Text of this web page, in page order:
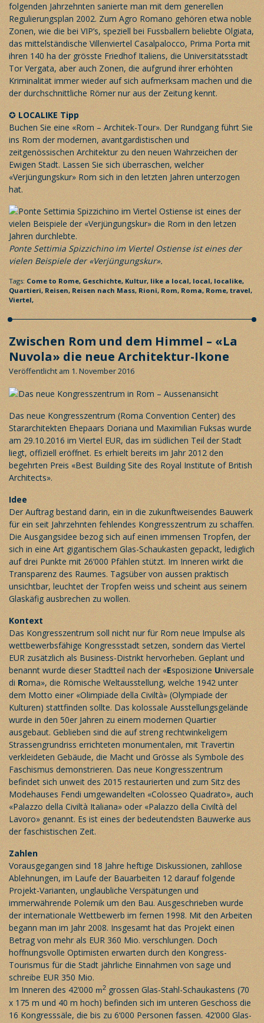
folgenden Jahrzehnten sanierte man mit dem generellen
Regulierungsplan 2002. Zum Agro Romano gehören etwa noble
Zonen, wie die bei VIP’s, speziell bei Fussballern beliebte Olgiata,
das mittelständische Villenviertel Casalpalocco, Prima Porta mit
ihren 140 ha der grösste Friedhof Italiens, die Universitätsstadt
Tor Vergata, aber auch Zonen, die aufgrund ihrer erhöhten
Kriminalität immer wieder auf sich aufmerksam machen und die
der durchschnittliche Römer nur aus der Zeitung kennt.
✪ LOCALIKE Tipp
Buchen Sie eine «Rom – Architek-Tour». Der Rundgang führt Sie
ins Rom der modernen, avantgardistischen und
zeitgenössischen Architektur zu den neuen Wahrzeichen der
Ewigen Stadt. Lassen Sie sich überraschen, welcher
«Verjüngungskur» Rom sich in den letzten Jahren unterzogen
hat.
Ponte Settimia Spizzichino im Viertel Ostiense ist eines der
vielen Beispiele der «Verjüngungskur».
Tags: Come to Rome, Geschichte, Kultur, like a local, local, localike,
Quartieri, Reisen, Reisen nach Mass, Rioni, Rom, Roma, Rome, travel,
Viertel,
Zwischen Rom und dem Himmel – «La
Nuvola» die neue Architektur-Ikone
Veröffentlicht am 1. November 2016
Das neue Kongresszentrum (Roma Convention Center) des
Stararchitekten Ehepaars Doriana und Maximilian Fuksas wurde
am 29.10.2016 im Viertel EUR, das im südlichen Teil der Stadt
liegt, offiziell eröffnet. Es erhielt bereits im Jahr 2012 den
begehrten Preis «Best Building Site des Royal Institute of British
Architects».
Idee
Der Auftrag bestand darin, ein in die zukunftweisendes Bauwerk
für ein seit Jahrzehnten fehlendes Kongresszentrum zu schaffen.
Die Ausgangsidee bezog sich auf einen immensen Tropfen, der
sich in eine Art gigantischem Glas-Schaukasten gepackt, lediglich
auf drei Punkte mit 26‘000 Pfählen stützt. Im Inneren wirkt die
Transparenz des Raumes. Tagsüber von aussen praktisch
unsichtbar, leuchtet der Tropfen weiss und scheint aus seinem
Glaskäfig ausbrechen zu wollen.
Kontext
Das Kongresszentrum soll nicht nur für Rom neue Impulse als
wettbewerbsfähige Kongressstadt setzen, sondern das Viertel
EUR zusätzlich als Business-Distrikt hervorheben. Geplant und
benannt wurde dieser Stadtteil nach der «Esposizione Universale
di Roma», die Römische Weltausstellung, welche 1942 unter
dem Motto einer «Olimpiade della Civiltà» (Olympiade der
Kulturen) stattfinden sollte. Das kolossale Ausstellungsgelände
wurde in den 50er Jahren zu einem modernen Quartier
ausgebaut. Geblieben sind die auf streng rechtwinkeligem
Strassengrundriss errichteten monumentalen, mit Travertin
verkleideten Gebäude, die Macht und Grösse als Symbole des
Faschismus demonstrieren. Das neue Kongresszentrum
befindet sich unweit des 2015 restaurierten und zum Sitz des
Modehauses Fendi umgewandelten «Colosseo Quadrato», auch
«Palazzo della Civiltà Italiana» oder «Palazzo della Civiltà del
Lavoro» genannt. Es ist eines der bedeutendsten Bauwerke aus
der faschistischen Zeit.
Zahlen
Vorausgegangen sind 18 Jahre heftige Diskussionen, zahllose
Ablehnungen, im Laufe der Bauarbeiten 12 darauf folgende
Projekt-Varianten, unglaubliche Verspätungen und
immerwährende Polemik um den Bau. Ausgeschrieben wurde
der internationale Wettbewerb im fernen 1998. Mit den Arbeiten
begann man im Jahr 2008. Insgesamt hat das Projekt einen
Betrag von mehr als EUR 360 Mio. verschlungen. Doch
hoffnungsvolle Optimisten erwarten durch den Kongress-
Tourismus für die Stadt jährliche Einnahmen von sage und
schreibe EUR 350 Mio.
Im Inneren des 42‘000m2 grossen Glas-Stahl-Schaukastens (70
x 175 m und 40 m hoch) befinden sich im unteren Geschoss die
16 Kongresssäle, die bis zu 6‘000 Personen fassen. 42‘000 Glas-